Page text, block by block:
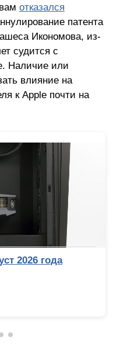
отказался
патента
Икономова, из-
судится с
Наличие или
влияние на
к Apple почти на
2026 года